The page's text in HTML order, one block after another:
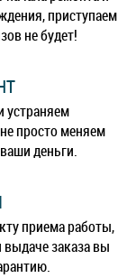
приступаем
не будет!
устраняем
просто меняем
деньги.
приема работы,
выдаче заказа вы